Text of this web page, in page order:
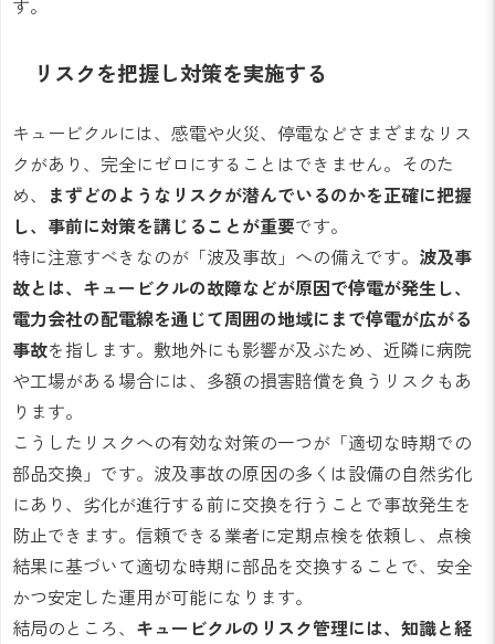
リスクを把握し対策を実施する
キュービクルには、感電や火災、停電などさまざまなリス
クがあり、完全にゼロにすることはできません。そのた
め、 まずどのようなリスクが潜んでいるのかを正確に把握
し、事前に対策を講じることが重要です。
特に注意すべきなのが「波及事故」への備えです。 波及事
故とは、キュービクルの故障などが原因で停電が発生し、
電力会社の配電線を通じて周囲の地域にまで停電が広がる
事故を指します。敷地外にも影響が及ぶため、近隣に病院
や工場がある場合には、多額の損害賠償を負うリスクもあ
ります。
こうしたリスクへの有効な対策の一つが「適切な時期での
部品交換」です。波及事故の原因の多くは設備の自然劣化
にあり、劣化が進行する前に交換を行うことで事故発生を
防止できます。信頼できる業者に定期点検を依頼し、点検
結果に基づいて適切な時期に部品を交換することで、安全
かつ安定した運用が可能になります。
結局のところ、 キュービクルのリスク管理には、知識と経